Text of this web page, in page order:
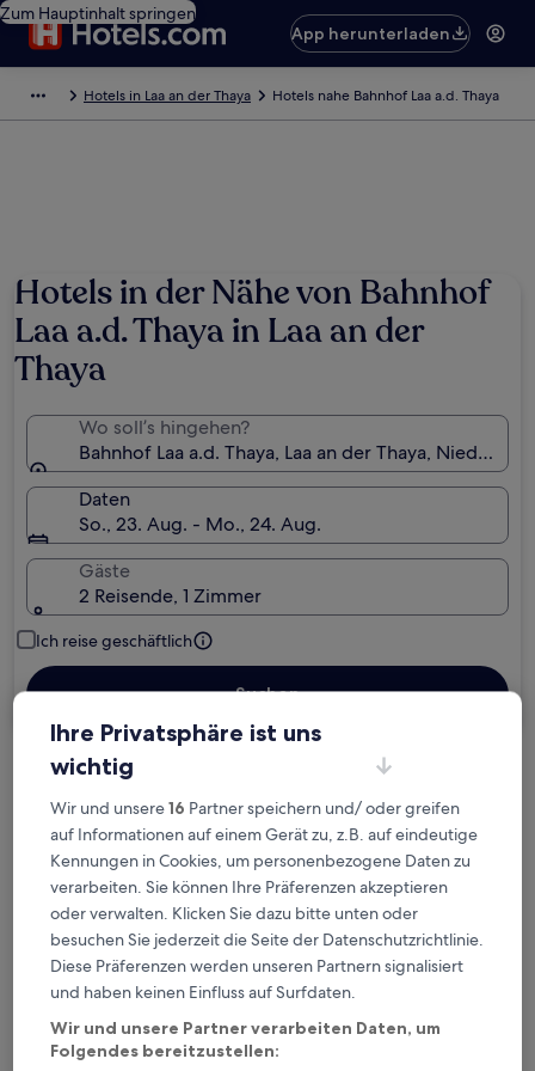
Zum Hauptinhalt springen
App herunterladen
Hotels in Laa an der Thaya Hotels nahe Bahnhof Laa a.d. Thaya
Hotels in der Nähe von Bahnhof
Laa a.d. Thaya in Laa an der
Thaya
Wo soll’s hingehen?
Bahnhof Laa a.d. Thaya, Laa an der Thaya,
Daten
So., 23. Aug. - Mo., 24. Aug.
Gäste
2 Reisende, 1 Zimmer
Ich reise geschäftlich
Suchen
Kostenlose Stornierung bei
Planänderungen
Verdiene Prämien für jede
wahrgenommene Übernachtung
Mehr sparen mit Preisen für Mitglieder
Überprüfe die Preise für diese Daten
Ihre Privatsphäre ist uns
wichtig
Wir und unsere16 Partner speichern und/ oder greifen
auf Informationen auf einem Gerät zu, z.B. auf eindeutige
Kennungen in Cookies, um personenbezogene Daten zu
verarbeiten. Sie können Ihre Präferenzen akzeptieren
oder verwalten. Klicken Sie dazu bitte unten oder
besuchen Sie jederzeit die Seite der Datenschutzrichtlinie.
Diese Präferenzen werden unseren Partnern signalisiert
und haben keinen Einfluss auf Surfdaten.
Wir und unsere Partner verarbeiten Daten, um
Folgendes bereitzustellen: